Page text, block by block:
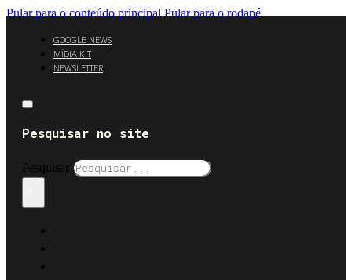
Pular para o conteúdo principal Pular para o rodapé
GOOGLE NEWS
MÍDIA KIT
NEWSLETTER
Pesquisar no site
Pesquisar